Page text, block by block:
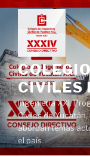
Ir
contenido
CIVILES
Ingeniería XXI.
Civiles de Yucatán,
abordan temas
el país.